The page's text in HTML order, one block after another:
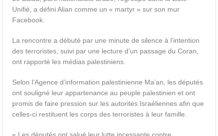
Unifié, a défini Alian comme un « martyr » sur son mur
Facebook.
La rencontre a débuté par une minute de silence à l’intention
des terroristes, suivi par une lecture d’un passage du Coran,
ont rapporté les médias palestiniens.
Selon l’Agence d’information palestinienne Ma’an, les députés
ont souligné leur appartenance au peuple palestinien et ont
promis de faire pression sur les autorités Israéliennes afin que
celles-ci restituent les corps des terroristes à leur famille.